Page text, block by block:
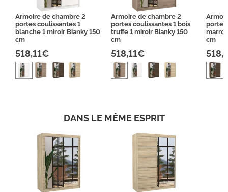
Armoire de chambre 2
portes coulissantes 1
blanche 1 miroir Bianky 150
cm
518,11€
Armoire de chambre 2
portes coulissantes 1 bois
truffe 1 miroir Bianky 150
cm
518,11€
portes
cm
DANS LE MÊME ESPRIT